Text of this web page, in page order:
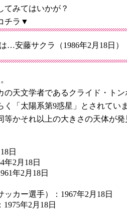
てみてはいかが？
チラ▼
…安藤サクラ（1986年2月18日）
の天文学者であるクライド・トン
「太陽系第9惑星」とされていま
等かそれ以上の大きさの天体が
日
年2月18日
年2月18日
カー選手）：1967年2月18日
年2月18日